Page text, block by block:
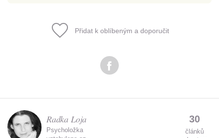
Odeslat
Přidat k oblíbeným a doporučit
Radka Loja
Psycholožka
30
článků